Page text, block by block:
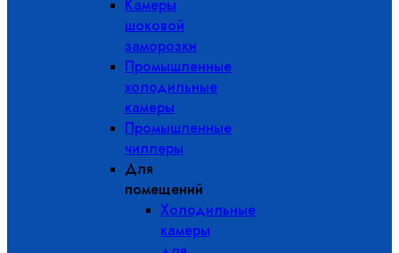
Камеры
шоковой
заморозки
Промышленные
холодильные
камеры
Промышленные
чиллеры
Для
помещений
Холодильные
камеры